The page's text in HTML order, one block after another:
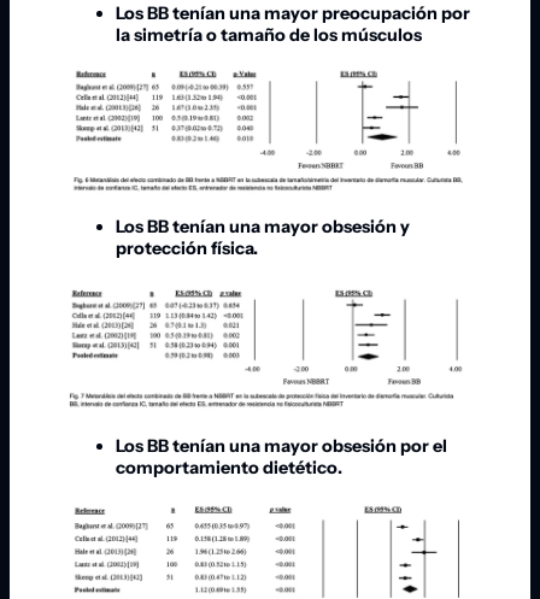
Los BB tenían una mayor preocupación por
la simetría o tamaño de los músculos
Los BB tenían una mayor obsesión y
protección física.
Los BB tenían una mayor obsesión por el
comportamiento dietético.